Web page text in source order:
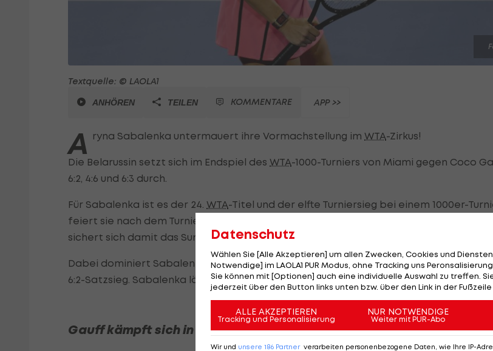
Textquelle: © LAOLA1
ANHÖREN TEILEN KOMMENTARE APP >>
A ryna Sabalenka untermauert ihre Vormachstellung im WTA-Zirkus!
Die Belarussin setzt sich im Endspiel des WTA-1000-Turniers von Miami gegen Coco
6:2, 4:6 und 6:3 durch.
Für Sabalenka ist es der 24. WTA-Titel und der elfte Turniersieg bei einem 1000er-
feiert sie nach dem Turniererfolg in Indian Wells vor zwei Wochen nun auch jenen in
sichert sich damit das Sunshine Double.
Dabei dominiert Sabalenka den ersten Satz in allen Belangen und holt sich mit zwei
6:2-Satzsieg. Sabalenka lässt der US-Amerikanerin im ersten Satz keine einzige
Gauff kämpft sich in die Partie und holt den Satzausgleich
Datenschutz
Wählen Sie [Alle Akzeptieren] um allen Zwecken, Cookies und
Notwendige] im LAOLA1 PUR Modus, ohne Tracking uns
Sie können mit [Optionen] auch eine individuelle Auswahl zu treffen.
jederzeit über den Button links unten bzw. über den Link in der Fußzeile
ALLE AKZEPTIEREN
Tracking und Personalisierung
NUR NOTWENDIGE
Weiter mit PUR-Abo
Wir und unsere 186 Partner verarbeiten personenbezogene Daten, wie Ihre IP-